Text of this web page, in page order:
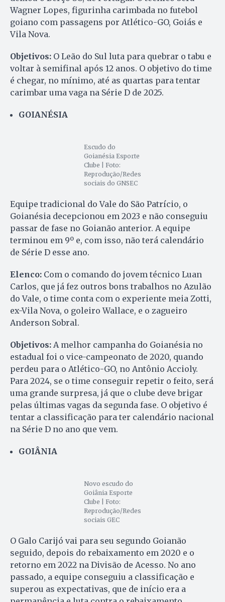
Wagner Lopes, figurinha carimbada no futebol
goiano com passagens por Atlético-GO, Goiás e
Vila Nova.
Objetivos: O Leão do Sul luta para quebrar o tabu e
voltar à semifinal após 12 anos. O objetivo do time
é chegar, no mínimo, até as quartas para tentar
carimbar uma vaga na Série D de 2025.
GOIANÉSIA
Escudo do
Goianésia Esporte
Clube | Foto:
Reprodução/Redes
sociais do GNSEC
Equipe tradicional do Vale do São Patrício, o
Goianésia decepcionou em 2023 e não conseguiu
passar de fase no Goianão anterior. A equipe
terminou em 9º e, com isso, não terá calendário
de Série D esse ano.
Elenco: Com o comando do jovem técnico Luan
Carlos, que já fez outros bons trabalhos no Azulão
do Vale, o time conta com o experiente meia Zotti,
ex-Vila Nova, o goleiro Wallace, e o zagueiro
Anderson Sobral.
Objetivos: A melhor campanha do Goianésia no
estadual foi o vice-campeonato de 2020, quando
perdeu para o Atlético-GO, no Antônio Accioly.
Para 2024, se o time conseguir repetir o feito, será
uma grande surpresa, já que o clube deve brigar
pelas últimas vagas da segunda fase. O objetivo é
tentar a classificação para ter calendário nacional
na Série D no ano que vem.
GOIÂNIA
Novo escudo do
Goiânia Esporte
Clube | Foto:
Reprodução/Redes
sociais GEC
O Galo Carijó vai para seu segundo Goianão
seguido, depois do rebaixamento em 2020 e o
retorno em 2022 na Divisão de Acesso. No ano
passado, a equipe conseguiu a classificação e
superou as expectativas, que de início era a